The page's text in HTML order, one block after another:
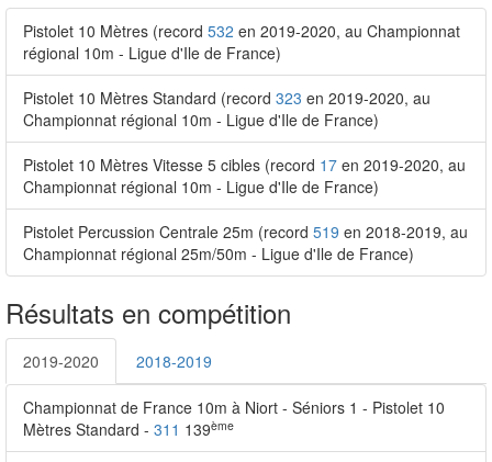
Pistolet 10 Mètres (record 532 en 2019-2020, au Championnat
régional 10m - Ligue d'Ile de France)
Pistolet 10 Mètres Standard (record 323 en 2019-2020, au
Championnat régional 10m - Ligue d'Ile de France)
Pistolet 10 Mètres Vitesse 5 cibles (record 17 en 2019-2020, au
Championnat régional 10m - Ligue d'Ile de France)
Pistolet Percussion Centrale 25m (record 519 en 2018-2019, au
Championnat régional 25m/50m - Ligue d'Ile de France)
Résultats en compétition
2019-2020 2018-2019
Championnat de France 10m à Niort - Séniors 1 - Pistolet 10
Mètres Standard - 311 139ème